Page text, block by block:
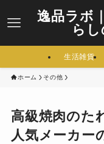
逸品ラボ
ら
生活雑貨
ホーム その他
高級焼肉のた
人気メーカー